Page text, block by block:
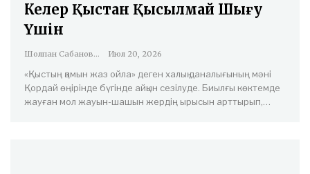
Келер Қыстан Қысылмай Шығу
Үшін
Шолпан Сабанова Июл 20, 2026
«Қыстың қамын жаз ойла» деген халық даналығының мәні
Қордай өңірінде бүгінде айқын сезілуде. Биылғы көктемде
жауған мол жауын-шашын жердің ырысын арттырып,…